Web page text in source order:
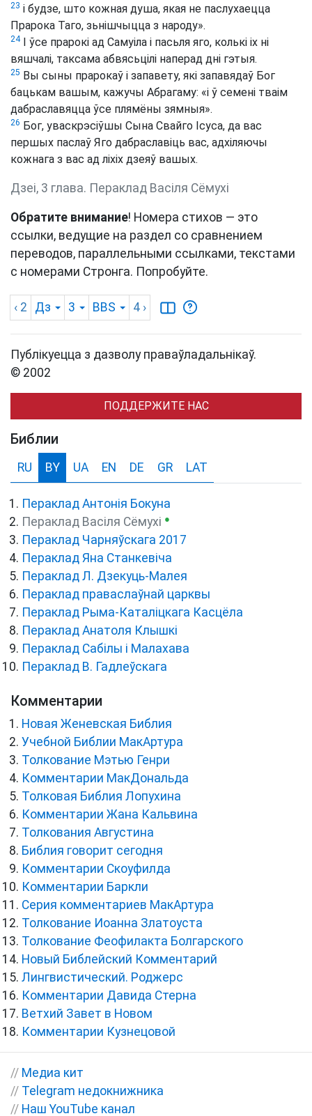
23 і будзе, што кожная душа, якая не паслухаецца
Прарока Таго, зьнішчыцца з народу».
24І ўсе прарокі ад Самуіла і пасьля яго, колькі іх ні
вяшчалі, таксама абвясьцілі наперад дні гэтыя.
25 Вы сыны прарокаў і запавету, які запавядаў Бог
бацькам вашым, кажучы Абрагаму: «і ў семені тваім
дабраславяцца ўсе плямёны зямныя».
26 Бог, уваскрэсіўшы Сына Свайго Ісуса, да вас
першых паслаў Яго дабраславіць вас, адхіляючы
кожнага з вас ад ліхіх дзеяў вашых.
Дзеі, 3 глава. Пераклад Васіля Сёмухі
Обратите внимание! Номера стихов — это
ссылки, ведущие на раздел со сравнением
переводов, параллельными ссылками, текстами
с номерами Стронга. Попробуйте.
‹ 2 Дз 3 BBS 4 ›
Публікуецца з дазволу праваўладальнікаў.
© 2002
ПОДДЕРЖИТЕ НАС
Библии
RU BY UA EN DE GR LAT
Пераклад Антонія Бокуна
Пераклад Васіля Сёмухі ●
Пераклад Чарняўскага 2017
Пераклад Яна Станкевіча
Пераклад Л. Дзекуць-Малея
Пераклад праваслаўнай царквы
Пераклад Рыма-Каталіцкага Касцёла
Пераклад Анатоля Клышкi
Пераклад Сабілы і Малахава
Пераклад В. Гадлеўскага
Комментарии
Новая Женевская Библия
Учебной Библии МакАртура
Толкование Мэтью Генри
Комментарии МакДональда
Толковая Библия Лопухина
Комментарии Жана Кальвина
Толкования Августина
Библия говорит сегодня
Комментарии Скоуфилда
Комментарии Баркли
Серия комментариев МакАртура
Толкование Иоанна Златоуста
Толкование Феофилакта Болгарского
Новый Библейский Комментарий
Лингвистический. Роджерс
Комментарии Давида Стерна
Ветхий Завет в Новом
Комментарии Кузнецовой
// Медиа кит
// Telegram недокнижника
// Наш YouTube канал